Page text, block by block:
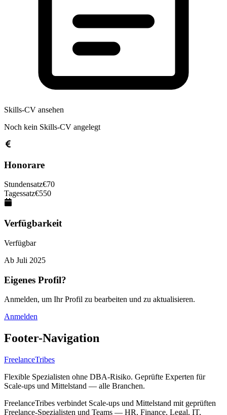
Skills-CV ansehen
Noch kein Skills-CV angelegt
Honorare
Stundensatz€70
Tagessatz€550
Verfügbarkeit
Verfügbar
Ab Juli 2025
Eigenes Profil?
Anmelden, um Ihr Profil zu bearbeiten und zu aktualisieren.
Anmelden
Footer-Navigation
FreelanceTribes
Flexible Spezialisten ohne DBA-Risiko. Geprüfte Experten für
Scale-ups und Mittelstand — alle Branchen.
FreelanceTribes verbindet Scale-ups und Mittelstand mit geprüften
Freelance-Spezialisten und Teams — HR, Finance, Legal, IT,